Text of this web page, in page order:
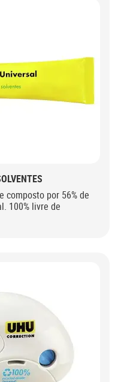
composto por 56% de
100% livre de